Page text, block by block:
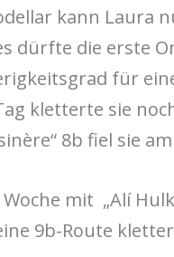
kann Laura
dürfte die erste
für
kletterte sie
8b fiel sie
mit „Alí
9b-Route